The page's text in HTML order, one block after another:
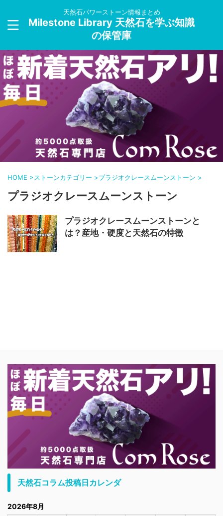
天然石パワーストーン情報まとめ
Milestone Library 天然石を学ぶ知識
の保管庫
HOME >ストーンカテゴリー >プラジオクレースムーンストーン >
プラジオクレースムーンストーン
プラジオクレースムーンストーンと
は？産地・硬度と天然石の特徴
天然石コラム投稿日カレンダ
2026年8月